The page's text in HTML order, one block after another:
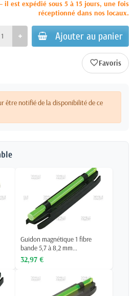
il est expédié sous 5 à 15 jours, une fois
réceptionné dans nos locaux.
Ajouter au panier
favorite_border
être notifié de la disponibilité de ce
Guidon magnétique 1 fibre
bande 5,7 à 8,2 mm...
32,97 €